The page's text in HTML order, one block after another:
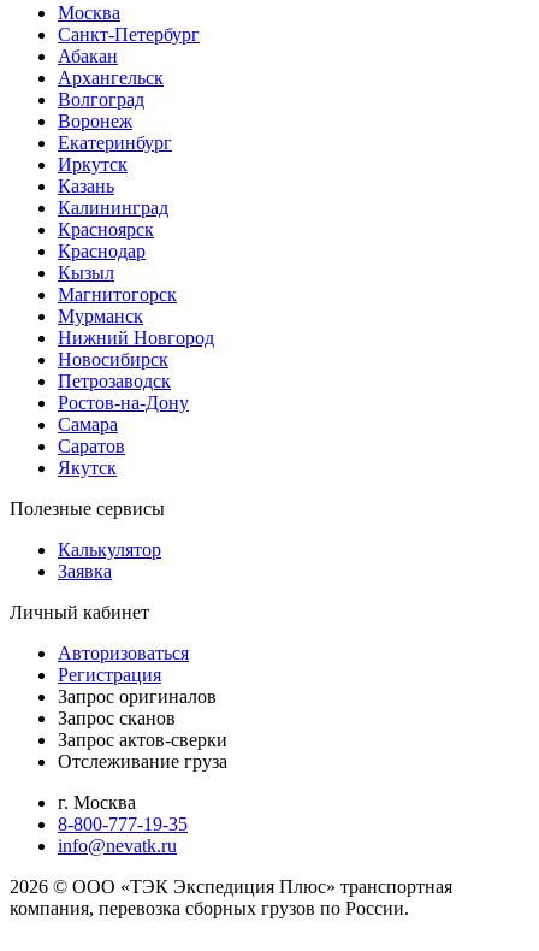
Москва
Санкт-Петербург
Абакан
Архангельск
Волгоград
Воронеж
Екатеринбург
Иркутск
Казань
Калининград
Красноярск
Краснодар
Кызыл
Магнитогорск
Мурманск
Нижний Новгород
Новосибирск
Петрозаводск
Ростов-на-Дону
Самара
Саратов
Якутск
Полезные сервисы
Калькулятор
Заявка
Личный кабинет
Авторизоваться
Регистрация
Запрос оригиналов
Запрос сканов
Запрос актов-сверки
Отслеживание груза
г. Москва
8-800-777-19-35
info@nevatk.ru
2026 © ООО «ТЭК Экспедиция Плюс» транспортная
компания, перевозка сборных грузов по России.